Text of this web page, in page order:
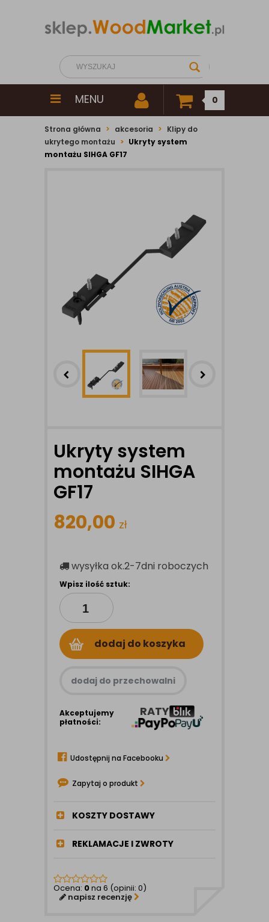
MENU 0
Strona główna akcesoria
Klipy do
ukrytego montażu
Ukryty system
montażu SIHGA GF17
Ukryty system
montażu SIHGA
GF17
820,00 zł
wysyłka ok.2-7dni roboczych
Wpisz ilość sztuk:
dodaj do koszyka
dodaj do przechowalni
Akceptujemy
płatności:
RATY
Udostępnij na Facebooku
Zapytaj o produkt
KOSZTY DOSTAWY
REKLAMACJE I ZWROTY
Ocena: 0na 6 (opinii: 0)
napisz recenzję